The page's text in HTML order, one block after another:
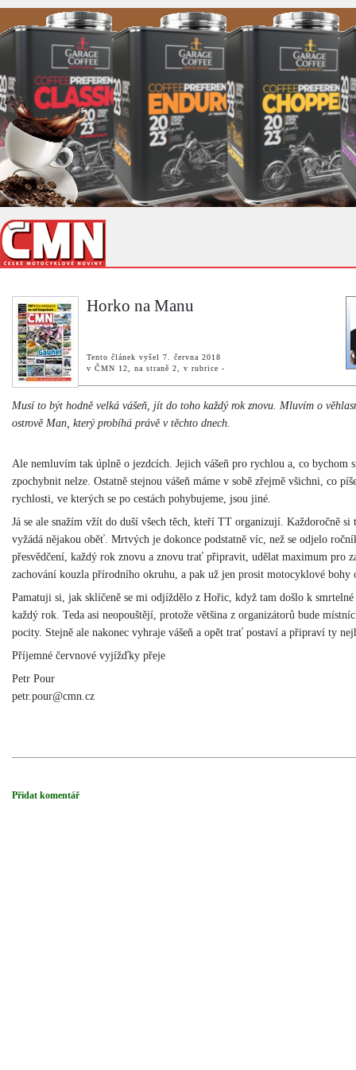
Horko na Manu
Tento článek vyšel 7. června 2018
v ČMN 12, na straně 2, v rubrice -
Musí to být hodně velká vášeň, jít do toho každý rok znovu. Mluvím o
ostrově Man, který probíhá právě v těchto dnech.
Ale nemluvím tak úplně o jezdcích. Jejich vášeň pro rychlou a, co bychom
zpochybnit nelze. Ostatně stejnou vášeň máme v sobě zřejmě všichni, co
rychlosti, ve kterých se po cestách pohybujeme, jsou jiné.
Já se ale snažím vžít do duší všech těch, kteří TT organizují. Každoročně si
vyžádá nějakou oběť. Mrtvých je dokonce podstatně víc, než se odjelo
přesvědčení, každý rok znovu a znovu trať připravit, udělat maximum pro
zachování kouzla přírodního okruhu, a pak už jen prosit motocyklové bohy
Pamatuji si, jak sklíčeně se mi odjíždělo z Hořic, když tam došlo k
každý rok. Teda asi neopouštějí, protože většina z organizátorů bude
pocity. Stejně ale nakonec vyhraje vášeň a opět trať postaví a připraví ty
Příjemné červnové vyjížďky přeje
Petr Pour
petr.pour@cmn.cz
Přidat komentář